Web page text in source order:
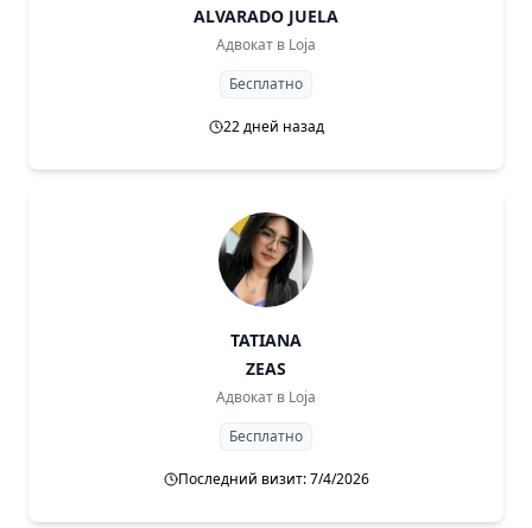
ALVARADO JUELA
Адвокат в Loja
Бесплатно
22 дней назад
TATIANA
ZEAS
Адвокат в Loja
Бесплатно
Последний визит: 7/4/2026